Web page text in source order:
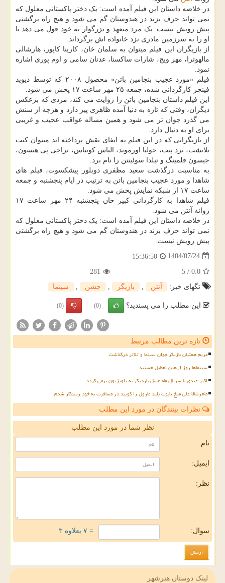
در خلاصه داستان این فیلم آمده است: یک دختر پاکستانی معلول که
نمی تواند حرف بزند در هندوستان گم می شود و هیچ راه برگشتی
پیش رویش نیست. یک مرد متعهد و بزرگوار به خود قول می دهد تا
او را به سرزمین مادری نزد خانواده اش برگرداند.
از بازیگران این فیلم میتوان به سلمان خان، کارینا کاپور، هارشالی
مالهوترا، مهر ویج، شارات ساکسنا، عدنان سامی و اوم پوری اشاره
نمود.
فیلم «مورد عجیب بنجامین باتن» محصول ۲۰۰۸ که توسط دیوید
فینچر کارگردانی شده، جمعه ۲۵ مهر ساعت ۱۷ پخش می شود.
این فیلم داستان بنجامین باتن را روایت می کند، مردی که برعکس
دیگران، وقتی که تازه به دنیا آمده ظاهری پیر دارد و هرچه از سنش
می گذرد جوان تر می شود و همین مساله عواقب عجیب و غریبی
برای او به دنبال دارد.
از بازیگرانی که در این فیلم به ایفای نقش پرداخته اند میتوان کیت
بلانشت، برد پیت، جولیا اورموند، الیاس کوتیاس، تراجی پی هنسون،
جیسون فلمینگ و تیلدا سوئینتن را نام برد.
به مناسبت درگذشت سعید مظفری دوبلور پیشکسوت، فیلم های
شاهدا و مورد عجیب بنجامین باتن به ترتیب در ایام پنجشنبه و جمعه
ساعت ۱۷ از شبکه نمایش پخش می شود.
فیلم شاهدا به کارگردانی کبیر خان پنجشنبه ۲۴ مهر ساعت ۱۷
روانه آنتن می شود.
در خلاصه داستان این فیلم آمده است: یک دختر پاکستانی معلول که
نمی تواند حرف بزند در هندوستان گم می شود و هیچ راه برگشتی
پیش رویش نیست.
1404/07/24
15:36:50
0.0
/
5
281
تگهای خبر:
آنتن , بازیگر , جشن , سینما
این مطلب را می پسندید؟ (0)
(0)
تازه ترین مطالب مرتبط
مریم همتیان بازیگر جوان سینما و تئاتر درگذشت
سینماها روز اربعین تعطیل هستند
اکبر عبدی با سریال ماه عسل باردیگر به تلویزیون برمی گردد
ماهرشالا علی میخ تابوت بلید مارول را کوبید در مسافرت به خود رستگار شدم
نظرات بینندگان در مورد این مطلب
نظر شما در مورد این مطلب
نام:
ایمیل:
نظر:
سوال: = ۷ بعلاوه ۳
لینک دوستان هنرشهر